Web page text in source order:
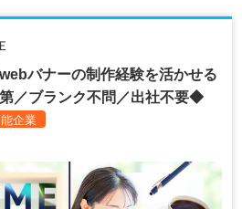
バナーの制作経験を活かせる
／ブランク不問／出社不要◆
企業